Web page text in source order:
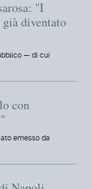
"I
diventato
— di cui
con
emesso da